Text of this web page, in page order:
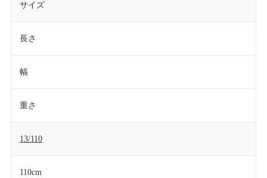
サイズ
長さ
幅
重さ
13/110
110cm